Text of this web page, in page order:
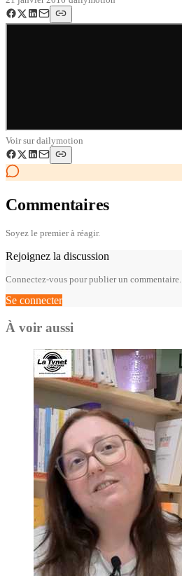
Voir surdailymotion
Commentaires
Soyez le premier à réagir.
Rejoignez la discussion
Connectez-vous pour publier un commentaire.
Se connecter
À voir aussi